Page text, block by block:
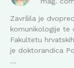
Završila je
komunikologije te
Fakultetu
je doktorandica
...